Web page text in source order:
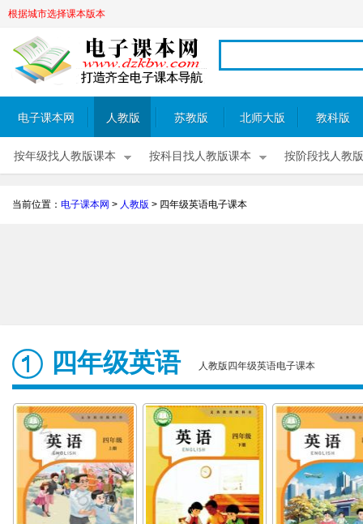
根据城市选择课本版本
电子课本网 人教版 苏教版 北师大版 教科版
按年级找人教版课本 按科目找人教版课本 按阶段找人教
当前位置： 电子课本网 > 人教版 > 四年级英语电子课本
四年级英语 人教版四年级英语电子课本